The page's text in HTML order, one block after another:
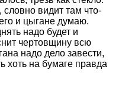
видит там что-
и цыгане думаю.
надо будет и
чертовщину всю
надо дело завести,
хоть на бумаге правда